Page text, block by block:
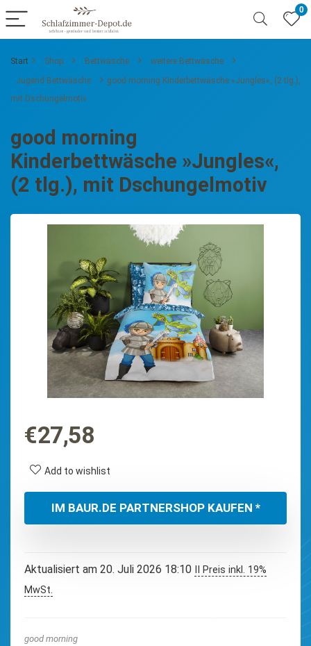
0
Start Shop Bettwäsche
weitere Bettwäsche
Jugend Bettwäsche
good morning Kinderbettwäsche »Jungles«, (2 tlg.),
mit Dschungelmotiv
good morning
Kinderbettwäsche »Jungles«,
(2 tlg.), mit Dschungelmotiv
€27,58
Add to wishlist
IM BAUR.DE PARTNERSHOP KAUFEN *
Aktualisiert am 20. Juli 2026 18:10
II Preis inkl. 19%
MwSt.
good morning